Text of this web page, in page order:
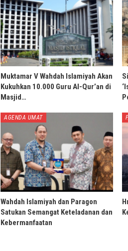
Muktamar V Wahdah Islamiyah Akan
Kukuhkan 10.000 Guru Al-Qur’an di
Masjid…
AGENDA UMAT
Wahdah Islamiyah dan Paragon
Satukan Semangat Keteladanan dan
Kebermanfaatan